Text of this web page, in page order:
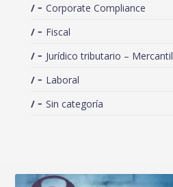
Corporate Compliance
Fiscal
Jurídico tributario – Mercantil
Laboral
Sin categoría